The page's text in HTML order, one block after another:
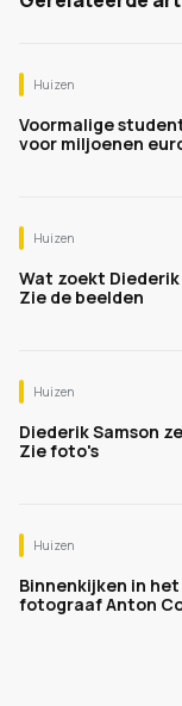
Huizen
Voormalige
voor miljoenen
Huizen
Wat zoekt
Zie de beelden
Huizen
Diederik Samson
Zie foto's
Huizen
Binnenkijken in
fotograaf Anton